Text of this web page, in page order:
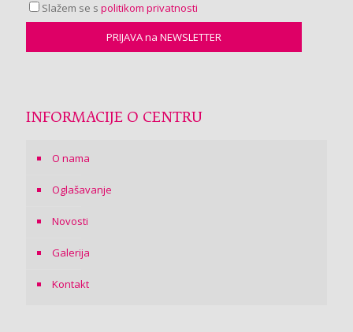
Slažem se s politikom privatnosti
INFORMACIJE O CENTRU
O nama
Oglašavanje
Novosti
Galerija
Kontakt